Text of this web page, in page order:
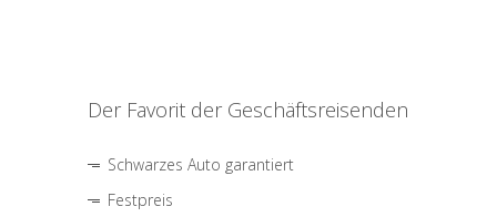
Der Favorit der Geschäftsreisenden
Schwarzes Auto garantiert
Festpreis